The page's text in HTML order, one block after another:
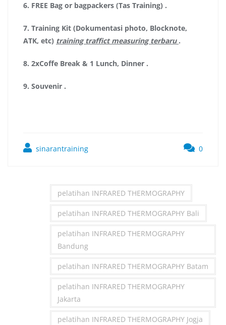
6. FREE Bag or bagpackers (Tas Training) .
7. Training Kit (Dokumentasi photo, Blocknote,
ATK, etc) training traffict measuring terbaru .
8. 2xCoffe Break & 1 Lunch, Dinner .
9. Souvenir .
sinarantraining 0
pelatihan INFRARED THERMOGRAPHY
pelatihan INFRARED THERMOGRAPHY Bali
pelatihan INFRARED THERMOGRAPHY
Bandung
pelatihan INFRARED THERMOGRAPHY Batam
pelatihan INFRARED THERMOGRAPHY
Jakarta
pelatihan INFRARED THERMOGRAPHY Jogja